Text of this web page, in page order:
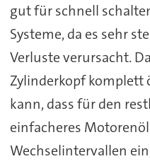
gut für schnell
Systeme, da es sehr
Verluste verursacht.
Zylinderkopf komplett
kann, dass für den
einfacheres
Wechselintervallen